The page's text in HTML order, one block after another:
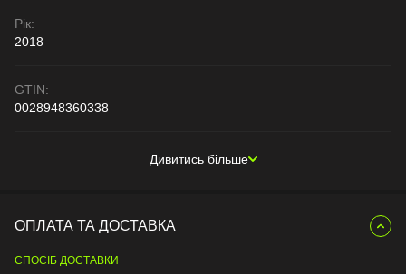
Рік:
2018
GTIN:
0028948360338
Дивитись більше
ОПЛАТА ТА ДОСТАВКА
СПОСІБ ДОСТАВКИ